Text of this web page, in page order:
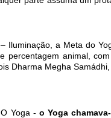
Iluminação, a Meta do
animal,
Dharma Megha
Yoga - o Yoga